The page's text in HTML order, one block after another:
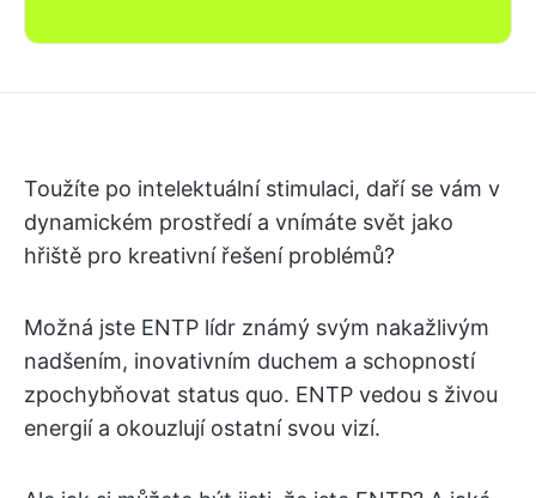
Toužíte po intelektuální stimulaci, daří se vám v
dynamickém prostředí a vnímáte svět jako
hřiště pro kreativní řešení problémů?
Možná jste ENTP lídr známý svým nakažlivým
nadšením, inovativním duchem a schopností
zpochybňovat status quo. ENTP vedou s živou
energií a okouzlují ostatní svou vizí.